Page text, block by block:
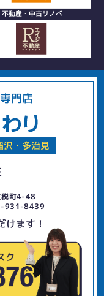
不動産・中古リノベ
門店
沢・多治見
町4-48
931-8439
けます！